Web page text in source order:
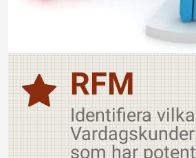
RFM
Identifiera
som har